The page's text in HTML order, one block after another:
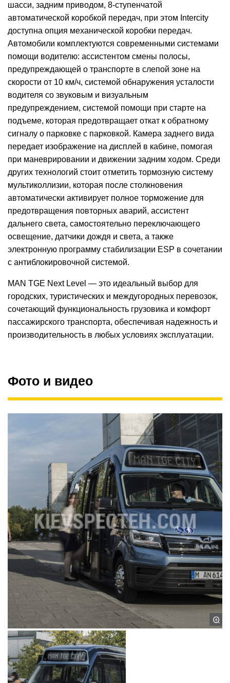
шасси, задним приводом, 8-ступенчатой ​​
автоматической коробкой передач, при этом Intercity
доступна опция механической коробки передач.
Автомобили комплектуются современными системами
помощи водителю: ассистентом смены полосы,
предупреждающей о транспорте в слепой зоне на
скорости от 10 км/ч, системой обнаружения усталости
водителя со звуковым и визуальным
предупреждением, системой помощи при старте на
подъеме, которая предотвращает откат к обратному
сигналу о парковке с парковкой. Камера заднего вида
передает изображение на дисплей в кабине, помогая
при маневрировании и движении задним ходом. Среди
других технологий стоит отметить тормозную систему
мультиколлизии, которая после столкновения
автоматически активирует полное торможение для
предотвращения повторных аварий, ассистент
дальнего света, самостоятельно переключающего
освещение, датчики дождя и света, а также
электронную программу стабилизации ESP в сочетании
с антиблокировочной системой.
MAN TGE Next Level — это идеальный выбор для
городских, туристических и междугородных перевозок,
сочетающий функциональность грузовика и комфорт
пассажирского транспорта, обеспечивая надежность и
производительность в любых условиях эксплуатации.
Фото и видео